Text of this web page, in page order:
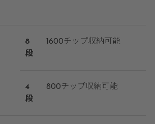
8
段
1600チップ収納可能
4
段
800チップ収納可能